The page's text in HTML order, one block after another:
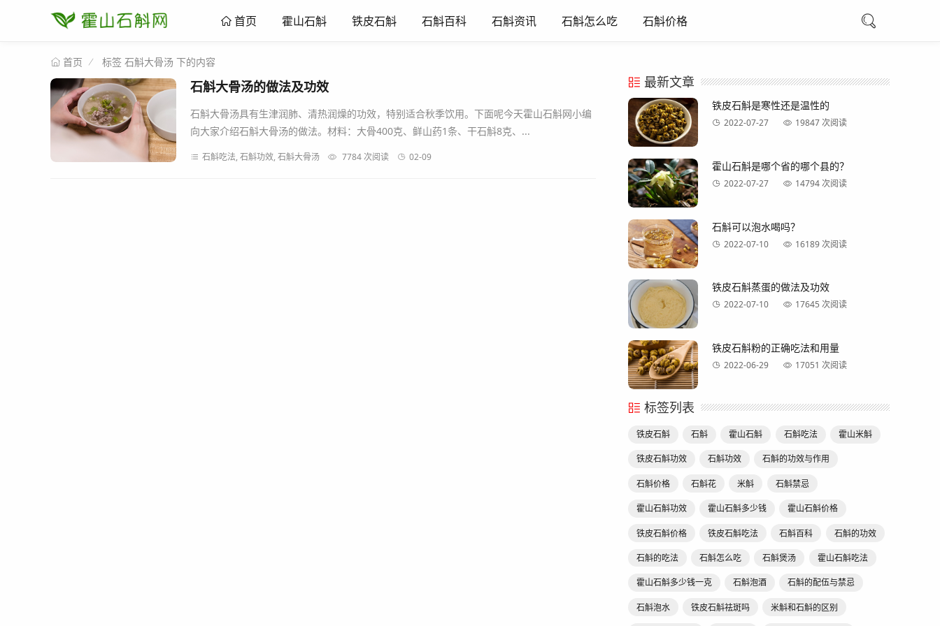
首页 霍山石斛 铁皮石斛 石斛百科 石斛资讯 石斛怎么吃 石斛价格
首页 标签 石斛大骨汤 下的内容
石斛大骨汤的做法及功效
石斛大骨汤具有生津润肺、清热润燥的功效，特别适合秋季饮用。下面呢今天霍山石斛网小编
向大家介绍石斛大骨汤的做法。材料：大骨400克、鲜山药1条、干石斛8克、...
石斛吃法, 石斛功效, 石斛大骨汤 7784 次阅读 02-09
最新文章
铁皮石斛是寒性还是温性的
2022-07-27 19847 次阅读
霍山石斛是哪个省的哪个县的？
2022-07-27 14794 次阅读
石斛可以泡水喝吗？
2022-07-10 16189 次阅读
铁皮石斛蒸蛋的做法及功效
2022-07-10 17645 次阅读
铁皮石斛粉的正确吃法和用量
2022-06-29 17051 次阅读
标签列表
铁皮石斛 石斛 霍山石斛 石斛吃法 霍山米斛
铁皮石斛功效 石斛功效 石斛的功效与作用
石斛价格 石斛花 米斛 石斛禁忌
霍山石斛功效 霍山石斛多少钱 霍山石斛价格
铁皮石斛价格 铁皮石斛吃法 石斛百科 石斛的功效
石斛的吃法 石斛怎么吃 石斛煲汤 霍山石斛吃法
霍山石斛多少钱一克 石斛泡酒 石斛的配伍与禁忌
石斛泡水 铁皮石斛祛斑吗 米斛和石斛的区别